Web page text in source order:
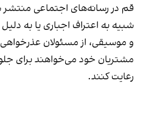
قم در رسانه‌های اجتماعی
شبیه به اعتراف اجباری یا به
و موسیقی، از مسئولان عذرخواهی
مشتریان خود می‌خواهند برای
رعایت کنند.